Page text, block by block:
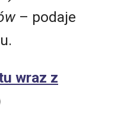
– podaje
wraz z